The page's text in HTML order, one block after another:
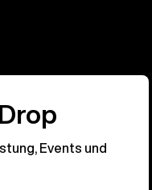
Events und